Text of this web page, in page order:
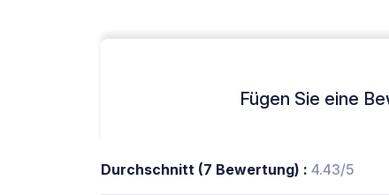
Fügen Sie eine
Durchschnitt (7 Bewertung) : 4.43/5